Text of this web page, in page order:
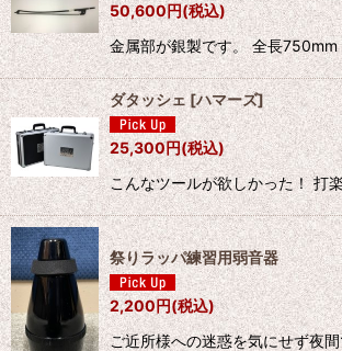
50,600円(税込)
金属部が銀製です。 全長
ダタッシェ [ハマーズ]
25,300円(税込)
こんなツールが欲しかった！ 打
祭りラッパ練習用弱音器
2,200円(税込)
ご近所様への迷惑を気にせず夜